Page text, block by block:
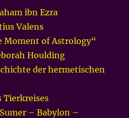
ibn Ezra
Valens
Moment of Astrology“
Houlding
der hermetischen
Tierkreises
– Babylon –